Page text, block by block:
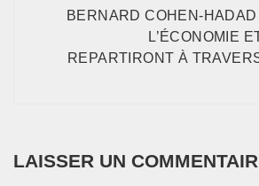
BERNARD COHEN-
L’ÉCONOMIE
REPARTIRONT À
LAISSER UN